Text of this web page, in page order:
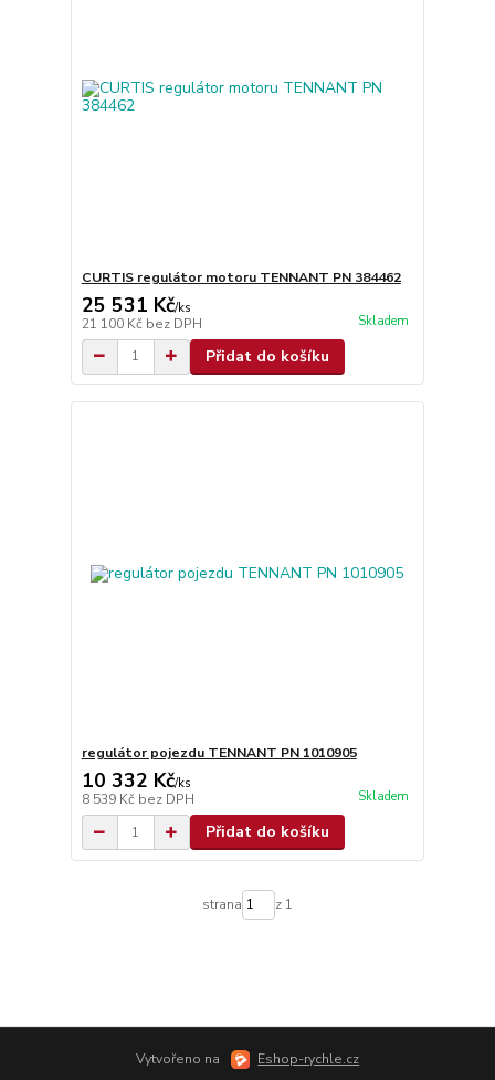
CURTIS regulátor motoru TENNANT PN 384462
25 531 Kč/ks
21 100 Kč bez DPH Skladem
Přidat do košíku
regulátor pojezdu TENNANT PN 1010905
10 332 Kč/ks
8 539 Kč bez DPH Skladem
Přidat do košíku
strana z 1
Vytvořeno na Eshop-rychle.cz